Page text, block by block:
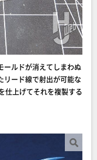
ルドが消えてしまわぬ
リード線で射出が可能な
仕上げてそれを複製する